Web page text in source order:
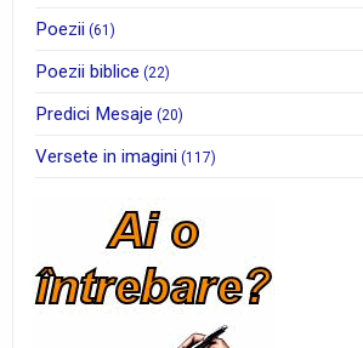
Poezii (61)
Poezii biblice (22)
Predici Mesaje (20)
Versete in imagini (117)